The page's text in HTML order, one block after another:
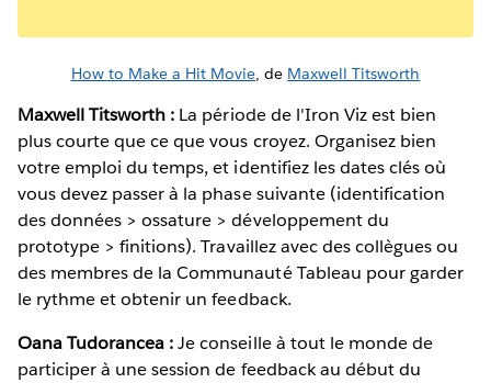
How to Make a Hit Movie, de Maxwell Titsworth
Maxwell Titsworth : La période de l'Iron Viz est bien
plus courte que ce que vous croyez. Organisez bien
votre emploi du temps, et identifiez les dates clés où
vous devez passer à la phase suivante (identification
des données > ossature > développement du
prototype > finitions). Travaillez avec des collègues ou
des membres de la Communauté Tableau pour garder
le rythme et obtenir un feedback.
Oana Tudorancea :Je conseille à tout le monde de
participer à une session de feedback au début du